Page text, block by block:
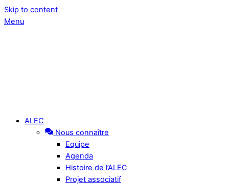
Skip to content
Menu
ALEC
Nous connaître
Equipe
Agenda
Histoire de l’ALEC
Projet associatif